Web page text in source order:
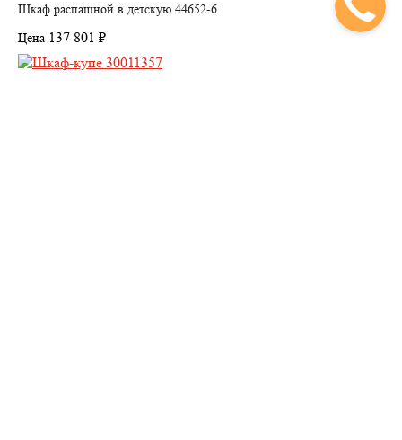
Шкаф распашной в детскую 44652-6
Цена 137 801 ₽